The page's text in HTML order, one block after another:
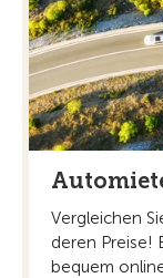
Vergleichen
deren Preise!
bequem